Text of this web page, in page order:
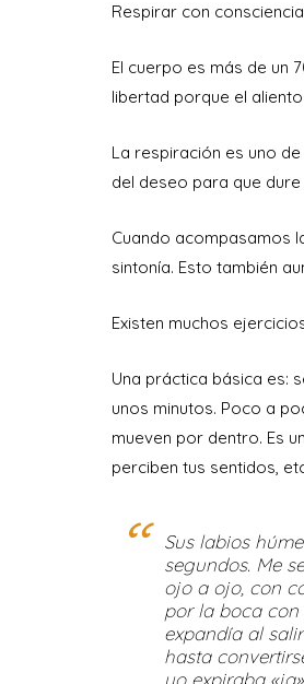
Respirar con
El cuerpo es más de un
libertad porque el
La respiración es uno
del deseo para que dure
Cuando acompasamos
sintonía. Esto también
Existen muchos
Una práctica básica es:
unos minutos. Poco a
mueven por dentro. Es
perciben tus sentidos,
Sus labios
segundos. Me
ojo a ojo, con
por la boca con
expandía al
hasta
yo expiraba